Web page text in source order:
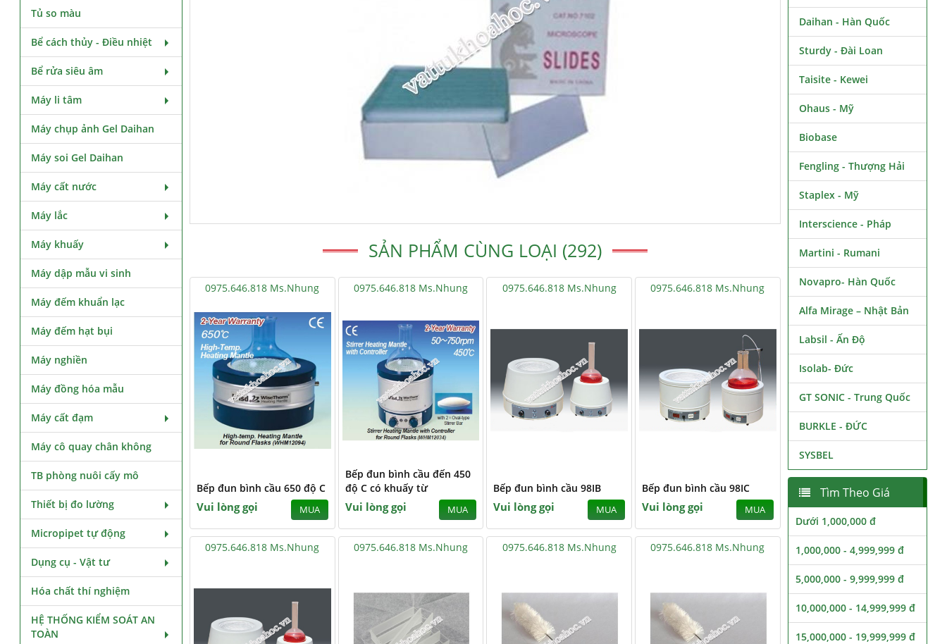
SẢN PHẨM CÙNG LOẠI (292)
0975.646.818 Ms.Nhung
Bếp đun bình cầu 650 độ C
Vui lòng gọi MUA
0975.646.818 Ms.Nhung
Bếp đun bình cầu đến 450
độ C có khuấy từ
Vui lòng gọi MUA
0975.646.818 Ms.Nhung
Bếp đun bình cầu 98IB
Vui lòng gọi MUA
0975.646.818 Ms.Nhung
Bếp đun bình cầu 98IC
Vui lòng gọi MUA
0975.646.818 Ms.Nhung 0975.646.818 Ms.Nhung 0975.646.818 Ms.Nhung 0975.646.818 Ms.Nhung
Tủ so màu
Bể cách thủy - Điều nhiệt
Bể rửa siêu âm
Máy li tâm
Máy chụp ảnh Gel Daihan
Máy soi Gel Daihan
Máy cất nước
Máy lắc
Máy khuấy
Máy dập mẫu vi sinh
Máy đếm khuẩn lạc
Máy đếm hạt bụi
Máy nghiền
Máy đồng hóa mẫu
Máy cất đạm
Máy cô quay chân không
TB phòng nuôi cấy mô
Thiết bị đo lường
Micropipet tự động
Dụng cụ - Vật tư
Hóa chất thí nghiệm
HỆ THỐNG KIỂM SOÁT AN
TOÀN
Daihan - Hàn Quốc
Sturdy - Đài Loan
Taisite - Kewei
Ohaus - Mỹ
Biobase
Fengling - Thượng Hải
Staplex - Mỹ
Interscience - Pháp
Martini - Rumani
Novapro- Hàn Quốc
Alfa Mirage – Nhật Bản
Labsil - Ấn Độ
Isolab- Đức
GT SONIC - Trung Quốc
BURKLE - ĐỨC
SYSBEL
Tìm Theo Giá
Dưới 1,000,000 đ
1,000,000 - 4,999,999 đ
5,000,000 - 9,999,999 đ
10,000,000 - 14,999,999 đ
15,000,000 - 19,999,999 đ